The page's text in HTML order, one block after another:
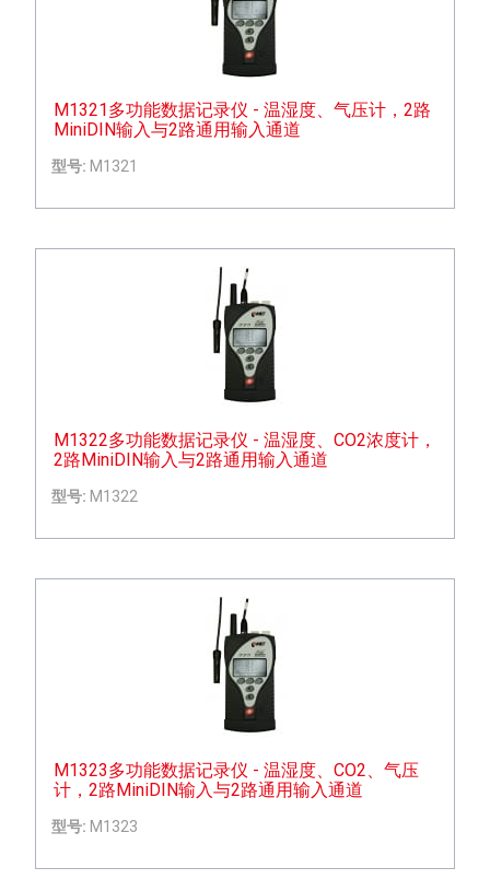
M1321多功能数据记录仪 - 温湿度、气压计，2路
MiniDIN输入与2路通用输入通道
型号: M1321
M1322多功能数据记录仪 - 温湿度、CO2浓度计，
2路MiniDIN输入与2路通用输入通道
型号: M1322
M1323多功能数据记录仪 - 温湿度、CO2、气压
计，2路MiniDIN输入与2路通用输入通道
型号: M1323